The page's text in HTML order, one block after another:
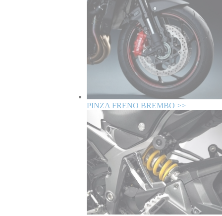
PINZA FRENO BREMBO >>